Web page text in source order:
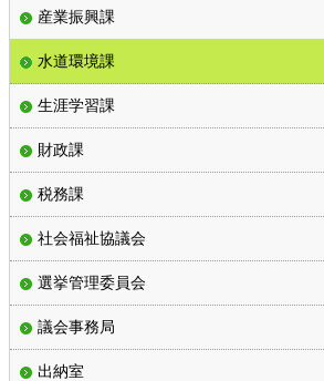
産業振興課
水道環境課
生涯学習課
財政課
税務課
社会福祉協議会
選挙管理委員会
議会事務局
出納室